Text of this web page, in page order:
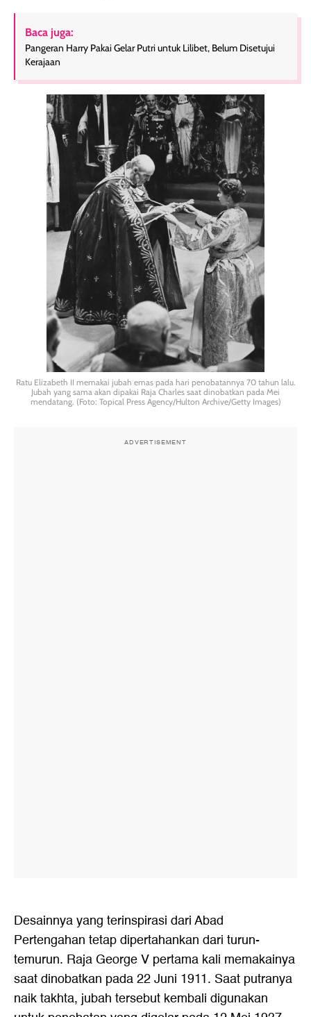
Baca juga:
Pangeran Harry Pakai Gelar Putri untuk Lilibet, Belum Disetujui
Kerajaan
Ratu Elizabeth II memakai jubah emas pada hari penobatannya 70 tahun lalu.
Jubah yang sama akan dipakai Raja Charles saat dinobatkan pada Mei
mendatang. (Foto: Topical Press Agency/Hulton Archive/Getty Images)
ADVERTISEMENT
Desainnya yang terinspirasi dari Abad
Pertengahan tetap dipertahankan dari turun-
temurun. Raja George V pertama kali memakainya
saat dinobatkan pada 22 Juni 1911. Saat putranya
naik takhta, jubah tersebut kembali digunakan